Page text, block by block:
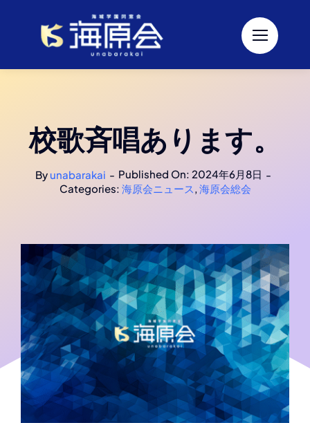
content
校歌斉唱あります。
By unabarakai - Published On: 2024年6月8日 -
Categories: 海原会ニュース, 海原会総会